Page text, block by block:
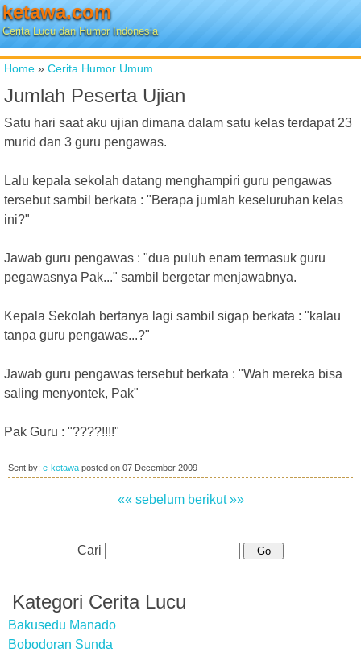
ketawa.com
Cerita Lucu dan Humor Indonesia
Home » Cerita Humor Umum
Jumlah Peserta Ujian
Satu hari saat aku ujian dimana dalam satu kelas terdapat 23
murid dan 3 guru pengawas.
Lalu kepala sekolah datang menghampiri guru pengawas
tersebut sambil berkata : "Berapa jumlah keseluruhan kelas
ini?"
Jawab guru pengawas : "dua puluh enam termasuk guru
pegawasnya Pak..." sambil bergetar menjawabnya.
Kepala Sekolah bertanya lagi sambil sigap berkata : "kalau
tanpa guru pengawas...?"
Jawab guru pengawas tersebut berkata : "Wah mereka bisa
saling menyontek, Pak"
Pak Guru : "????!!!!"
Sent by: e-ketawa posted on 07 December 2009
«« sebelum berikut »»
Cari
Kategori Cerita Lucu
Bakusedu Manado
Bobodoran Sunda